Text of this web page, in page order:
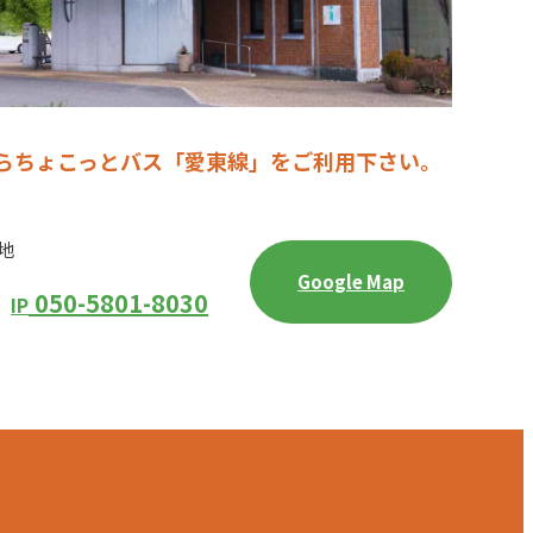
ょこっとバス「愛東線」をご利用下さい。
IP 050-5801-8030
Google Map